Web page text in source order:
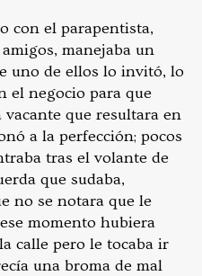
con el parapentista,
manejaba un
uno de ellos lo invitó, lo
el negocio para que
que resultara en
a la perfección; pocos
tras el volante de
que sudaba,
no se notara que le
momento hubiera
calle pero le tocaba ir
una broma de mal